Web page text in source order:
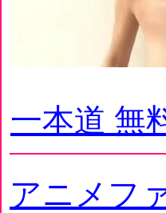
一本道 無
アニメフ